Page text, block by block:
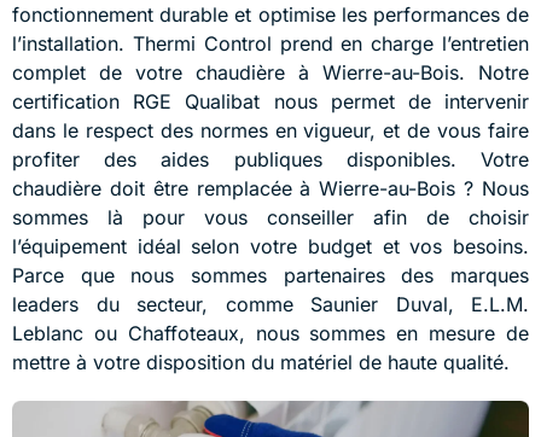
fonctionnement durable et optimise les performances de
l’installation. Thermi Control prend en charge l’entretien
complet de votre chaudière à Wierre-au-Bois. Notre
certification RGE Qualibat nous permet de intervenir
dans le respect des normes en vigueur, et de vous faire
profiter des aides publiques disponibles. Votre
chaudière doit être remplacée à Wierre-au-Bois ? Nous
sommes là pour vous conseiller afin de choisir
l’équipement idéal selon votre budget et vos besoins.
Parce que nous sommes partenaires des marques
leaders du secteur, comme Saunier Duval, E.L.M.
Leblanc ou Chaffoteaux, nous sommes en mesure de
mettre à votre disposition du matériel de haute qualité.